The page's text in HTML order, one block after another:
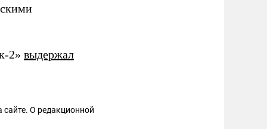
2» выдержал
сайте. О редакционной